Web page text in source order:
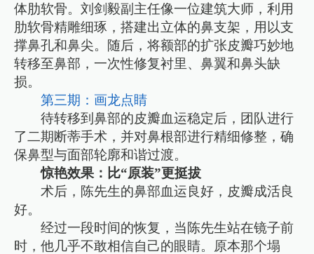
体肋软骨。刘剑毅副主任像一位建筑大师，利用
肋软骨精雕细琢，搭建出立体的鼻支架，用以支
撑鼻孔和鼻尖。随后，将额部的扩张皮瓣巧妙地
转移至鼻部，一次性修复衬里、鼻翼和鼻头缺
损。
第三期：画龙点睛
待转移到鼻部的皮瓣血运稳定后，团队进行
了二期断蒂手术，并对鼻根部进行精细修整，确
保鼻型与面部轮廓和谐过渡。
惊艳效果：比“原装”更挺拔
术后，陈先生的鼻部血运良好，皮瓣成活良
好。
经过一段时间的恢复，当陈先生站在镜子前
时，他几乎不敢相信自己的眼睛。原本那个塌